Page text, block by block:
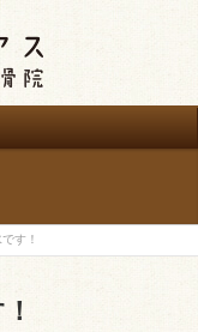
す！